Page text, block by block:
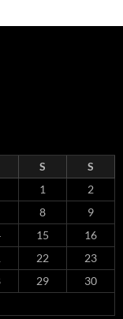
S
S
1
2
8
9
15
16
22
23
29
30